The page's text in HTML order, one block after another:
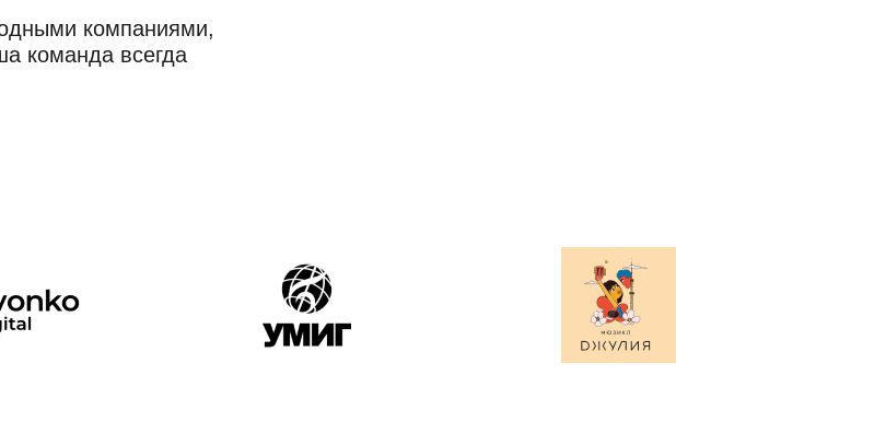
компаниями,
команда всегда